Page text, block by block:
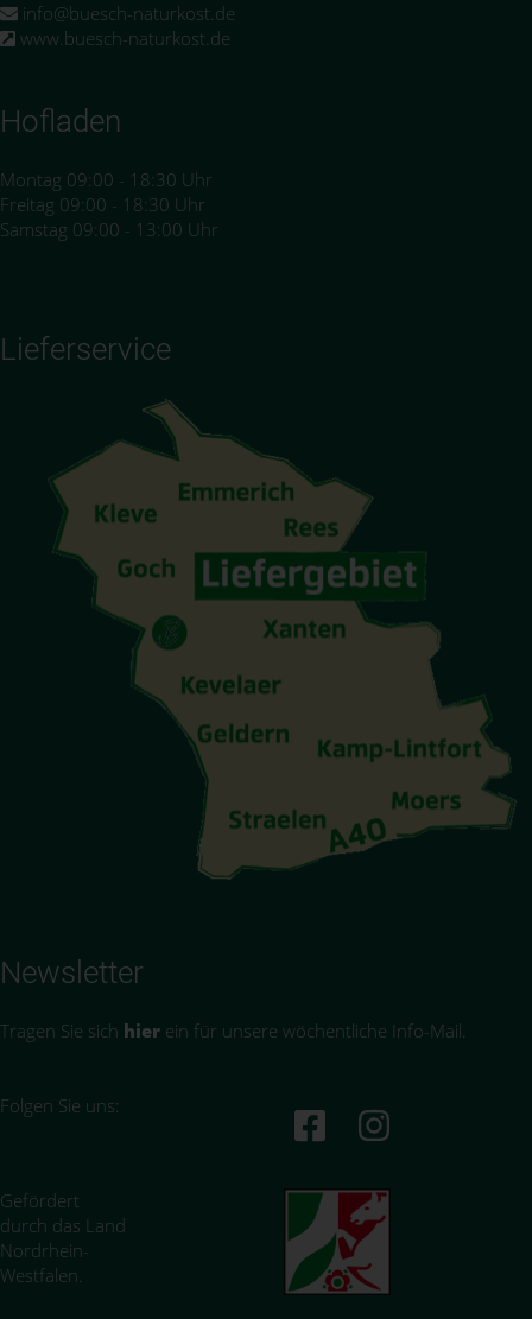
info@buesch-naturkost.de
www.buesch-naturkost.de
Hofladen
Montag 09:00 - 18:30 Uhr
Freitag 09:00 - 18:30 Uhr
Samstag 09:00 - 13:00 Uhr
Lieferservice
Newsletter
Tragen Sie sich hier ein für unsere wöchentliche Info-Mail.
Folgen Sie uns:
Gefördert
durch das Land
Nordrhein-
Westfalen.